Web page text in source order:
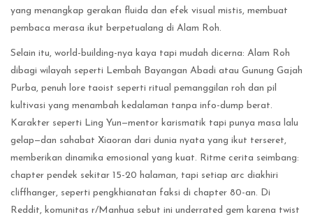
yang menangkap gerakan fluida dan efek visual mistis, membuat
pembaca merasa ikut berpetualang di Alam Roh.
Selain itu, world-building-nya kaya tapi mudah dicerna: Alam Roh
dibagi wilayah seperti Lembah Bayangan Abadi atau Gunung Gajah
Purba, penuh lore taoist seperti ritual pemanggilan roh dan pil
kultivasi yang menambah kedalaman tanpa info-dump berat.
Karakter seperti Ling Yun—mentor karismatik tapi punya masa lalu
gelap—dan sahabat Xiaoran dari dunia nyata yang ikut terseret,
memberikan dinamika emosional yang kuat. Ritme cerita seimbang:
chapter pendek sekitar 15-20 halaman, tapi setiap arc diakhiri
cliffhanger, seperti pengkhianatan faksi di chapter 80-an. Di
Reddit, komunitas r/Manhua sebut ini underrated gem karena twist